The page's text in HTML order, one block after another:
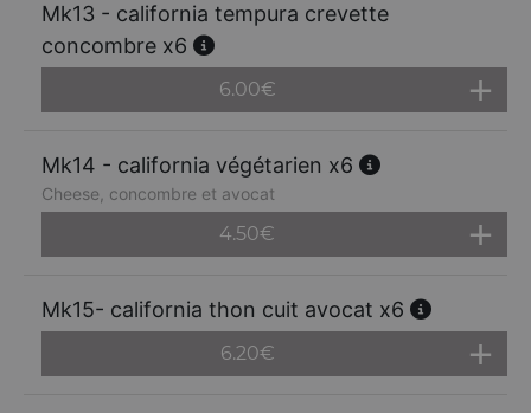
Mk13 - california tempura crevette
concombre x6
6.00€
Mk14 - california végétarien x6
Cheese, concombre et avocat
4.50€
Mk15- california thon cuit avocat x6
6.20€